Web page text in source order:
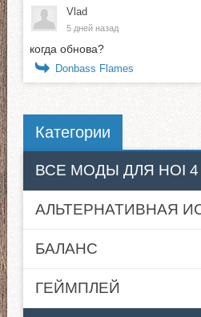
Vlad
5 дней назад
когда обнова?
Donbass Flames
Категории
ВСЕ МОДЫ ДЛЯ HOI 4
АЛЬТЕРНАТИВНАЯ
БАЛАНС
ГЕЙМПЛЕЙ